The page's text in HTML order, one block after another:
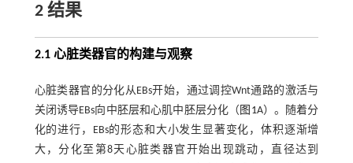
2 结果
2.1 心脏类器官的构建与观察
心脏类器官的分化从EBs开始，通过调控Wnt通路的激活与
关闭诱导EBs向中胚层和心肌中胚层分化（ 图1A）。随着分
化的进行，EBs的形态和大小发生显著变化，体积逐渐增
大，分化至第8天心脏类器官开始出现跳动，直径达到